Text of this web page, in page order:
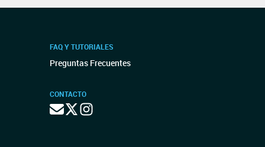
FAQ Y TUTORIALES
Preguntas Frecuentes
CONTACTO